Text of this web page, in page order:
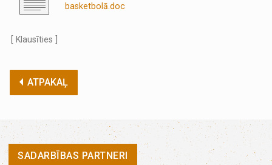
basketbolā.doc
[ Klausīties ]
ATPAKAĻ
SADARBĪBAS PARTNERI